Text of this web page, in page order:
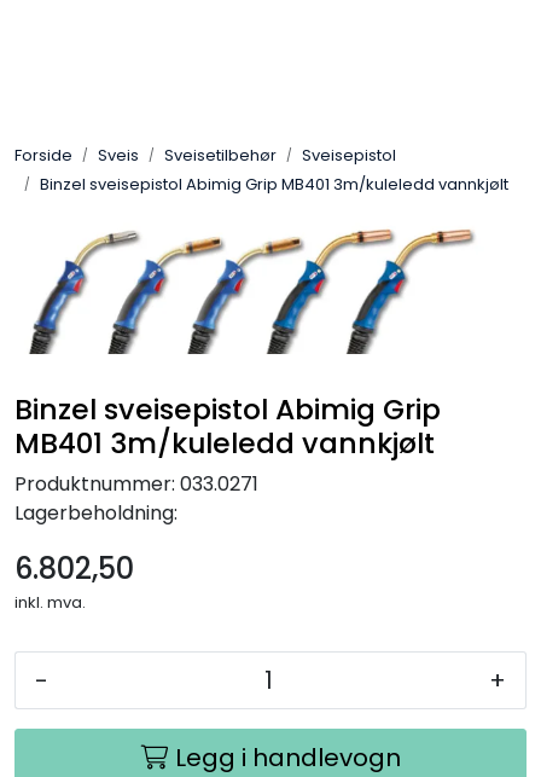
Forside Sveis Sveisetilbehør
Sveisepistol
Binzel sveisepistol Abimig Grip MB401 3m/kuleledd vannkjølt
Binzel sveisepistol Abimig Grip
MB401 3m/kuleledd vannkjølt
Produktnummer: 033.0271
Lagerbeholdning:
6.802,50
inkl. mva.
- +
Legg i handlevogn
Pakning
Gassutstyr
Automasjon
Verneutstyr
Industriprodukter